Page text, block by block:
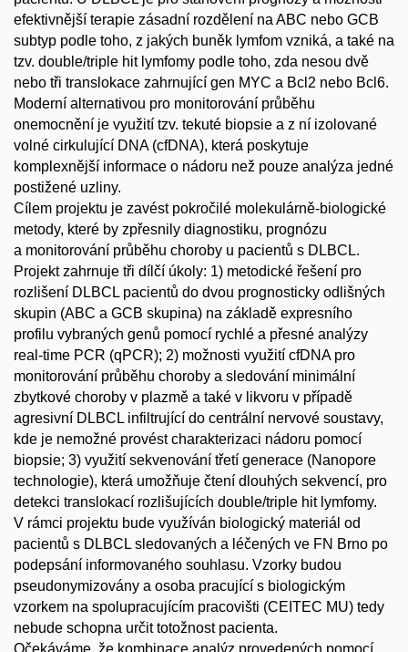
efektivnější terapie zásadní rozdělení na ABC nebo GCB
subtyp podle toho, z jakých buněk lymfom vzniká, a také na
tzv. double/triple hit lymfomy podle toho, zda nesou dvě
nebo tři translokace zahrnující gen MYC a Bcl2 nebo Bcl6.
Moderní alternativou pro monitorování průběhu
onemocnění je využití tzv. tekuté biopsie a z ní izolované
volné cirkulující DNA (cfDNA), která poskytuje
komplexnější informace o nádoru než pouze analýza jedné
postižené uzliny.
Cílem projektu je zavést pokročilé molekulárně-biologické
metody, které by zpřesnily diagnostiku, prognózu
a monitorování průběhu choroby u pacientů s DLBCL.
Projekt zahrnuje tři dílčí úkoly: 1) metodické řešení pro
rozlišení DLBCL pacientů do dvou prognosticky odlišných
skupin (ABC a GCB skupina) na základě expresního
profilu vybraných genů pomocí rychlé a přesné analýzy
real-time PCR (qPCR); 2) možnosti využití cfDNA pro
monitorování průběhu choroby a sledování minimální
zbytkové choroby v plazmě a také v likvoru v případě
agresivní DLBCL infiltrující do centrální nervové soustavy,
kde je nemožné provést charakterizaci nádoru pomocí
biopsie; 3) využití sekvenování třetí generace (Nanopore
technologie), která umožňuje čtení dlouhých sekvencí, pro
detekci translokací rozlišujících double/triple hit lymfomy.
V rámci projektu bude využíván biologický materiál od
pacientů s DLBCL sledovaných a léčených ve FN Brno po
podepsání informovaného souhlasu. Vzorky budou
pseudonymizovány a osoba pracující s biologickým
vzorkem na spolupracujícím pracovišti (CEITEC MU) tedy
nebude schopna určit totožnost pacienta.
Očekáváme, že kombinace analýz provedených pomocí